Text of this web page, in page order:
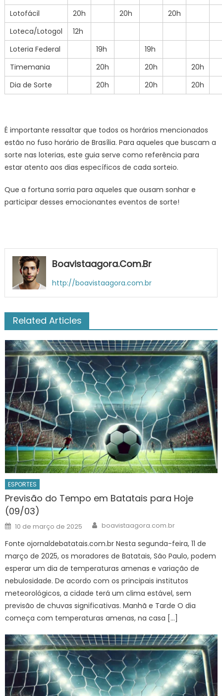
Lotofácil
20h 20h
20h
Loteca/Lotogol
12h
Loteria Federal
19h
19h
Timemania
20h 20h
20h
Dia de Sorte
20h 20h 20h
É importante ressaltar que todos os horários mencionados
estão no fuso horário de Brasília. Para aqueles que buscam a
sorte nas loterias, este guia serve como referência para
estar atento aos dias específicos de cada sorteio.
Que a fortuna sorria para aqueles que ousam sonhar e
participar desses emocionantes eventos de sorte!
Boavistaagora.com.br
http://boavistaagora.com.br
Related Articles
ESPORTES
Previsão do Tempo em Batatais para Hoje
(09/03)
Posted
on
10 de março de 2025 Author
boavistaagora.com.br
Fonte ojornaldebatatais.com.br Nesta segunda-feira, 11 de
março de 2025, os moradores de Batatais, São Paulo, podem
esperar um dia de temperaturas amenas e variação de
nebulosidade. De acordo com os principais institutos
meteorológicos, a cidade terá um clima estável, sem
previsão de chuvas significativas. Manhã e Tarde O dia
começa com temperaturas amenas, na casa […]